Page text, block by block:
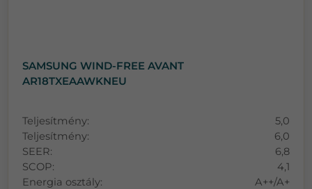
SAMSUNG WIND-FREE AVANT
AR18TXEAAWKNEU
Teljesítmény:
5,0
Teljesítmény:
6,0
SEER:
6,8
SCOP:
4,1
Energia osztály:
A++/A+